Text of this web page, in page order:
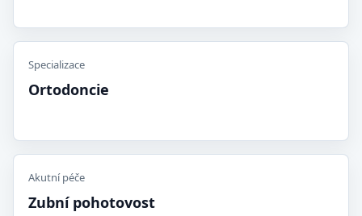
Specializace
Ortodoncie
Akutní péče
Zubní pohotovost